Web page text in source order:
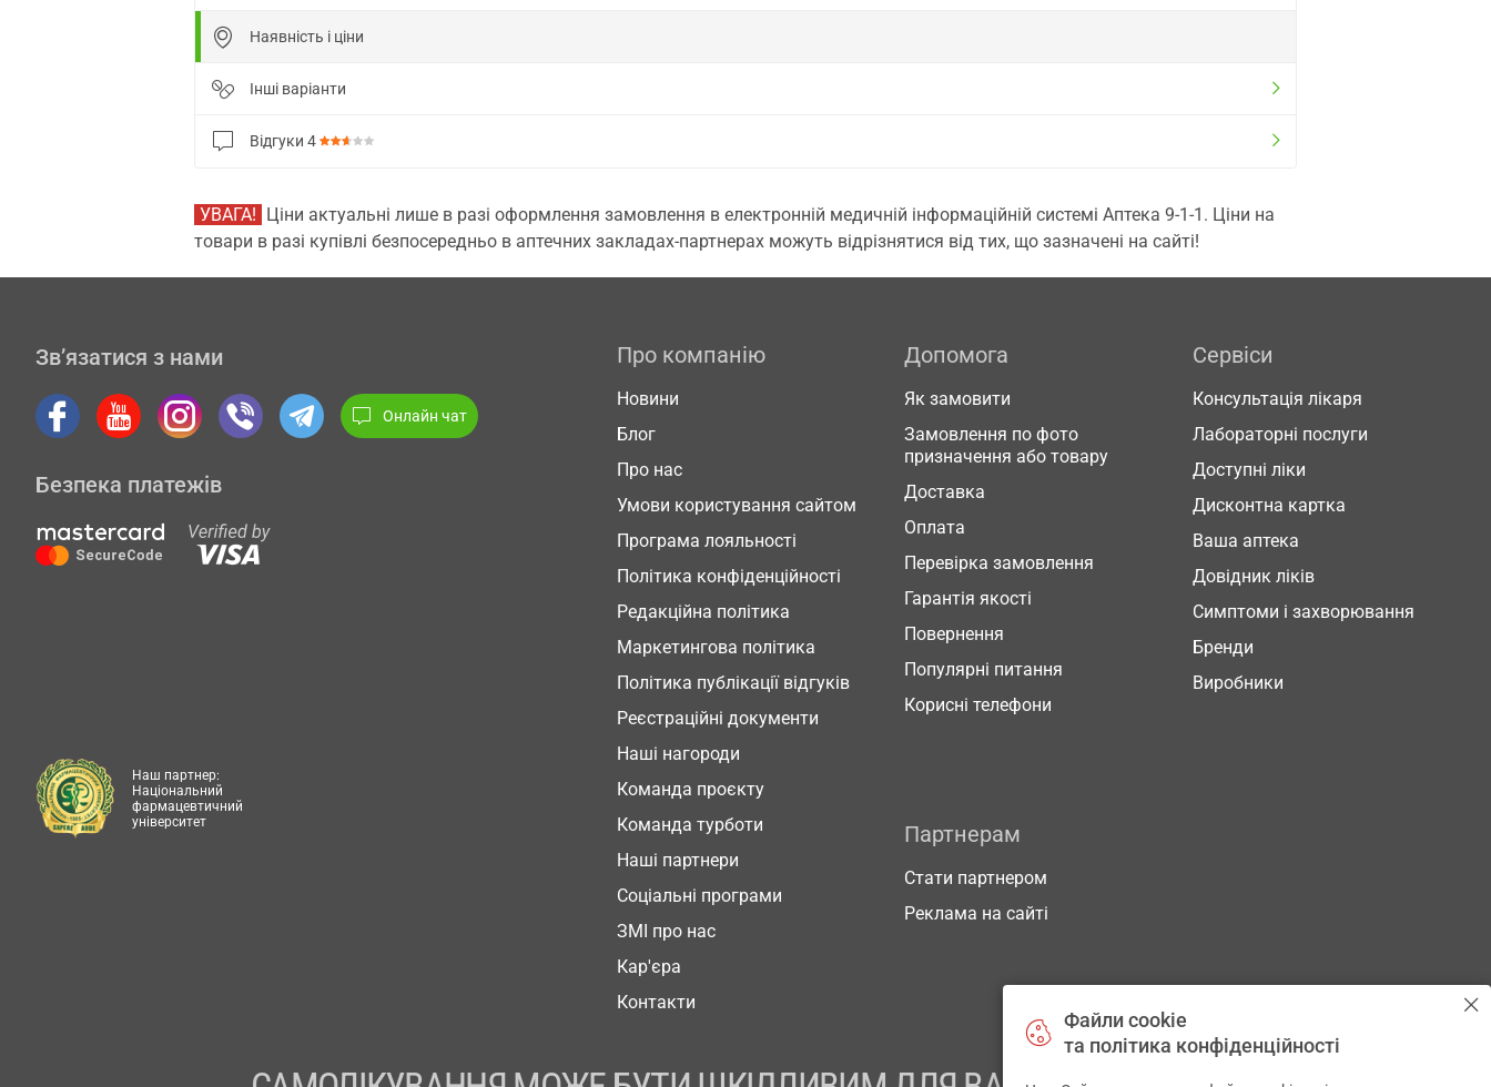
Наявність і ціни
Інші варіанти
Відгуки 4
УВАГА! Ціни актуальні лише в разі оформлення замовлення в електронній медичній інформаційній системі Аптека 9-1-1. Ціни на
товари в разі купівлі безпосередньо в аптечних закладах-партнерах можуть відрізнятися від тих, що зазначені на сайті!
Зв’язатися з нами
Онлайн чат
Безпека платежів
Про компанію
Новини
Блог
Про нас
Умови користування сайтом
Програма лояльності
Політика конфіденційності
Редакційна політика
Маркетингова політика
Політика публікації відгуків
Реєстраційні документи
Наші нагороди
Команда проєкту
Команда турботи
Наші партнери
Соціальні програми
ЗМІ про нас
Кар'єра
Контакти
Допомога
Як замовити
Замовлення по фото
призначення або товару
Доставка
Оплата
Перевірка замовлення
Гарантія якості
Повернення
Популярні питання
Корисні телефони
Сервіси
Консультація лікаря
Лабораторні послуги
Доступні ліки
Дисконтна картка
Ваша аптека
Довідник ліків
Симптоми і захворювання
Бренди
Виробники
Партнерам
Стати партнером
Реклама на сайті
Наш партнер:
Національний
фармацевтичний
університет
Файли cookie
та політика конфіденційності